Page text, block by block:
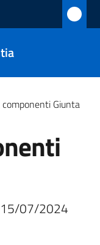
Giunta
15/07/2024